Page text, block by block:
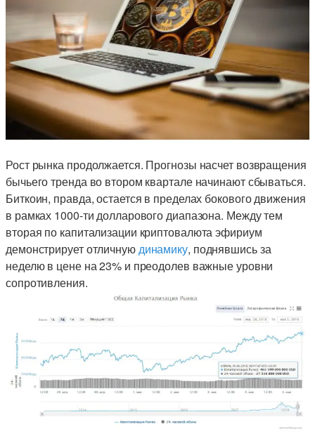
Рост рынка продолжается. Прогнозы насчет возвращения
бычьего тренда во втором квартале начинают сбываться.
Биткоин, правда, остается в пределах бокового движения
в рамках 1000-ти долларового диапазона. Между тем
вторая по капитализации криптовалюта эфириум
демонстрирует отличнуюдинамику, поднявшись за
неделю в цене на 23% и преодолев важные уровни
сопротивления.